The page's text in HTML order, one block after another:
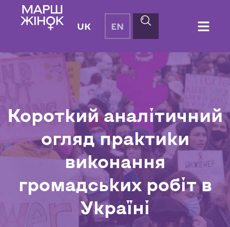
UK EN
Короткий аналітичний
огляд практики
виконання
громадських робіт в
Україні